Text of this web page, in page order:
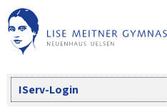
Skip
to
content
IServ-Login